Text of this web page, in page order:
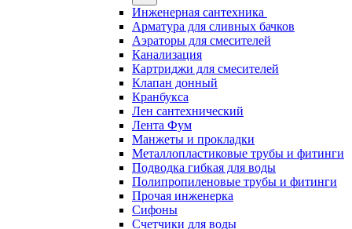
Инженерная сантехника
Арматура для сливных бачков
Аэраторы для смесителей
Канализация
Картриджи для смесителей
Клапан донный
Кранбукса
Лен сантехнический
Лента Фум
Манжеты и прокладки
Металлопластиковые трубы и фитинги
Подводка гибкая для воды
Полипропиленовые трубы и фитинги
Прочая инженерка
Сифоны
Счетчики для воды